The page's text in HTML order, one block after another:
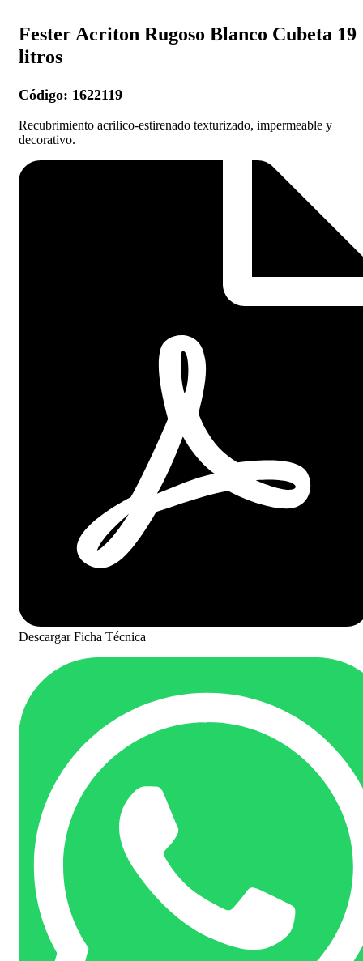
Fester Acriton Rugoso Blanco Cubeta 19
litros
Código: 1622119
Recubrimiento acrilico-estirenado texturizado, impermeable y
decorativo.
Descargar Ficha Técnica